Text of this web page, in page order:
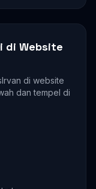
di Website
di website
dan tempel di